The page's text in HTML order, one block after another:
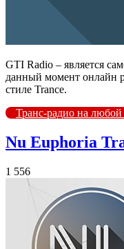
GTI Radio – является
данный момент онлайн
стиле Trance.
Транс-радио на любой
Nu Euphoria
1 556